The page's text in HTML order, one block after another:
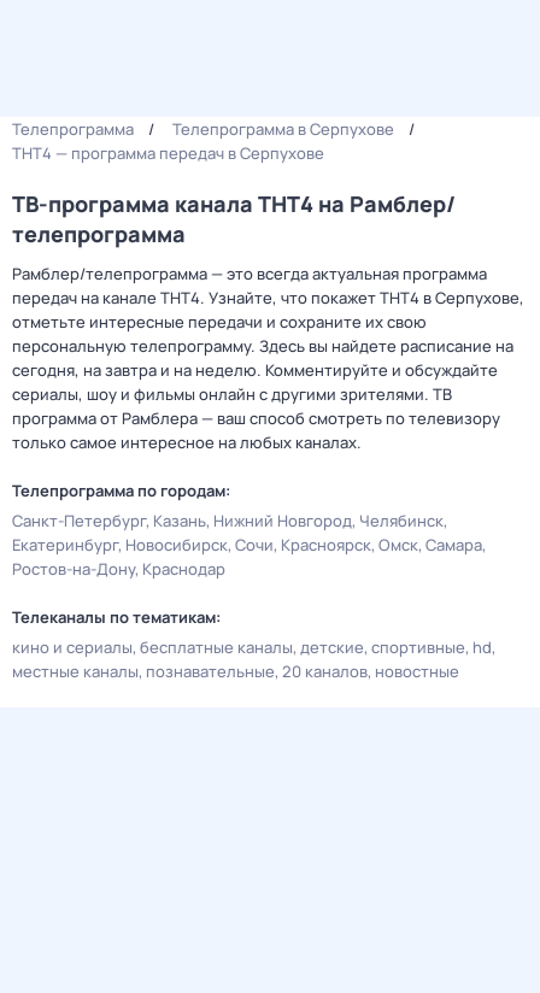
Телепрограмма
Телепрограмма в Серпухове
ТНТ4 — программа передач в Серпухове
ТВ-программа канала ТНТ4 на Рамблер/
телепрограмма
Рамблер/телепрограмма — это всегда актуальная программа
передач на канале ТНТ4. Узнайте, что покажет ТНТ4 в Серпухове,
отметьте интересные передачи и сохраните их свою
персональную телепрограмму. Здесь вы найдете расписание на
сегодня, на завтра и на неделю. Комментируйте и обсуждайте
сериалы, шоу и фильмы онлайн с другими зрителями. ТВ
программа от Рамблера — ваш способ смотреть по телевизору
только самое интересное на любых каналах.
Телепрограмма по городам:
Санкт-Петербург Казань Нижний Новгород Челябинск
Екатеринбург Новосибирск Сочи Красноярск Омск Самара
Ростов-на-Дону Краснодар
Телеканалы по тематикам:
кино и сериалы бесплатные каналы детские спортивные hd
местные каналы познавательные 20 каналов новостные